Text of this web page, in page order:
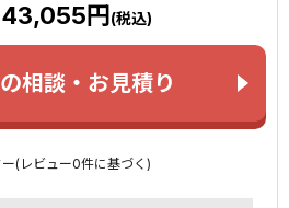
円 (税込)
相談・お見積り
(レビュー0件に基づく)